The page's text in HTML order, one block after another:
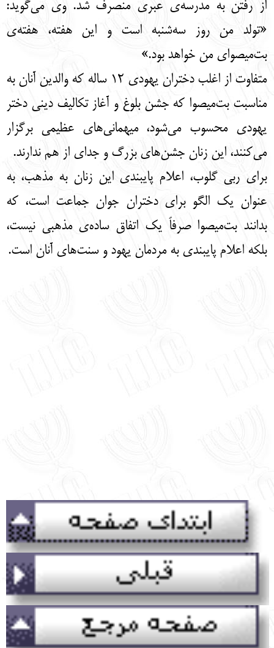
از رفتن به مدرسه‌ی عبری منصرف شد. وی می‌گوید:
«تولد من روز سه‌شنبه است و این هفته، هفته‌ی
بت‌میصوای من خواهد بود.»
متفاوت از اغلب دختران یهودی 12 ساله که والدین آنان به
مناسبت بت‌میصوا که جشن بلوغ و آغاز تکالیف دینی دختر
یهودی محسوب می‌شود، میهمانی‌های عظیمی برگزار
می‌کنند، این زنان جشن‌های بزرگ و جدای از هم ندارند.
برای ربی گلوب، اعلام پایبندی این زنان به مذهب، به
عنوان یک الگو برای دختران جوان جماعت است، که
بدانند بت‌میصوا صرفاً یک اتفاق ساده‌ی مذهبی نیست،
بلکه اعلام پایبندی به مردمان یهود و سنت‌های آنان است.